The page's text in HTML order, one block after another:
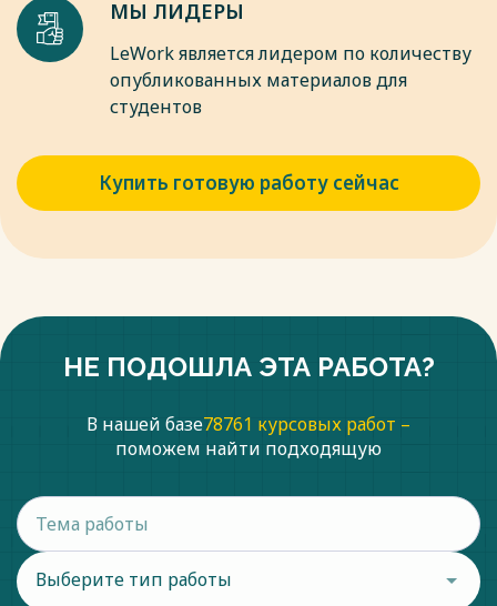
МЫ ЛИДЕРЫ
LeWork является лидером по количеству
опубликованных материалов для
студентов
Купить готовую работу сейчас
НЕ ПОДОШЛА ЭТА РАБОТА?
В нашей базе78761 курсовых работ –
поможем найти подходящую
Выберите тип работы